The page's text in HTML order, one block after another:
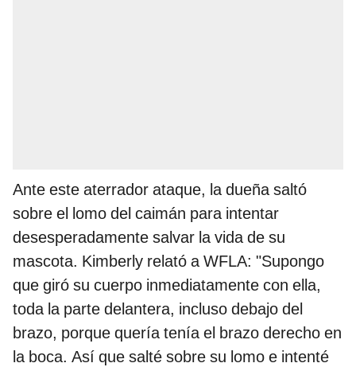
Ante este aterrador ataque, la dueña saltó
sobre el lomo del caimán para intentar
desesperadamente salvar la vida de su
mascota. Kimberly relató a WFLA: "Supongo
que giró su cuerpo inmediatamente con ella,
toda la parte delantera, incluso debajo del
brazo, porque quería tenía el brazo derecho en
la boca. Así que salté sobre su lomo e intenté